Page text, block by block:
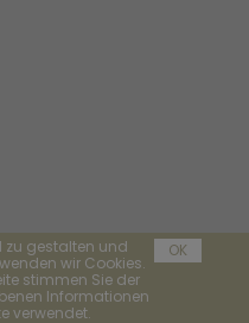
zu gestalten und
wir Cookies.
stimmen Sie der
Informationen
verwendet.
OK